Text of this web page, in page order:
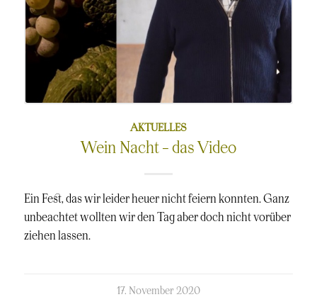
AKTUELLES
Wein Nacht – das Video
Ein Fest, das wir leider heuer nicht feiern konnten. Ganz
unbeachtet wollten wir den Tag aber doch nicht vorüber
ziehen lassen.
kommentierte
17. November 2020